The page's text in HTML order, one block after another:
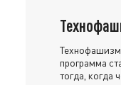
Технофашизм
программа
тогда, когда